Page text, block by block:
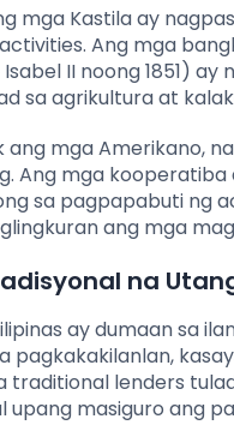
mga Kastila ay
Ang mga
II noong 1851)
sa agrikultura at
mga Amerikano,
Ang mga
sa pagpapabuti ng
ang mga
na
ay dumaan sa
pagkakakilanlan,
lenders
masiguro ang